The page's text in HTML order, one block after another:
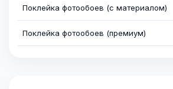
Поклейка фотообоев (с материалом)
Поклейка фотообоев (премиум)